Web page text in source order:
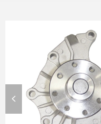
previous
slide